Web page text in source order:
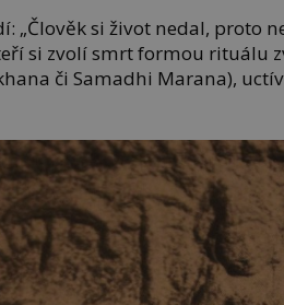
„Člověk si život nedal, proto
si zvolí smrt formou rituálu
či Samadhi Marana),